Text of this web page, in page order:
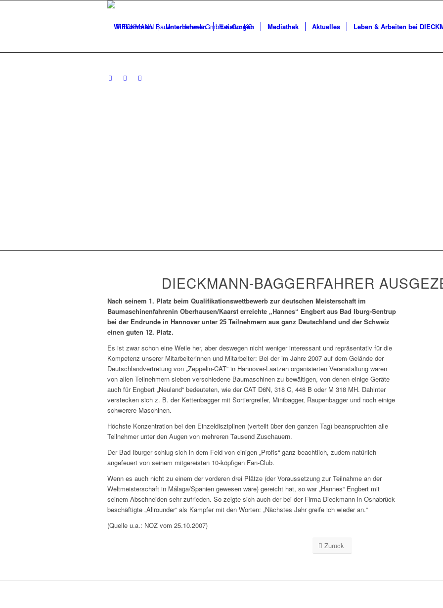
Willkommen Unternehmen Leistungen Mediathek Aktuelles Leben & Arbeiten bei
DIECKMANN-BAGGERFAHRER
Nach seinem 1. Platz beim Qualifikationswettbewerb zur deutschen Meisterschaft im
Baumaschinenfahrenin Oberhausen/Kaarst erreichte „Hannes“ Engbert aus Bad Iburg-Sentrup
bei der Endrunde in Hannover unter 25 Teilnehmern aus ganz Deutschland und der Schweiz
einen guten 12. Platz.
Es ist zwar schon eine Weile her, aber deswegen nicht weniger interessant und repräsentativ für die
Kompetenz unserer Mitarbeiterinnen und Mitarbeiter: Bei der im Jahre 2007 auf dem Gelände der
Deutschlandvertretung von „Zeppelin-CAT“ in Hannover-Laatzen organisierten Veranstaltung waren
von allen Teilnehmern sieben verschiedene Baumaschinen zu bewältigen, von denen einige Geräte
auch für Engbert „Neuland“ bedeuteten, wie der CAT D6N, 318 C, 448 B oder M 318 MH. Dahinter
verstecken sich z. B. der Kettenbagger mit Sortiergreifer, Minibagger, Raupenbagger und noch einige
schwerere Maschinen.
Höchste Konzentration bei den Einzeldisziplinen (verteilt über den ganzen Tag) beanspruchten alle
Teilnehmer unter den Augen von mehreren Tausend Zuschauern.
Der Bad Iburger schlug sich in dem Feld von einigen „Profis“ ganz beachtlich, zudem natürlich
angefeuert von seinem mitgereisten 10-köpfigen Fan-Club.
Wenn es auch nicht zu einem der vorderen drei Plätze (der Voraussetzung zur Teilnahme an der
Weltmeisterschaft in Málaga/Spanien gewesen wäre) gereicht hat, so war „Hannes“ Engbert mit
seinem Abschneiden sehr zufrieden. So zeigte sich auch der bei der Firma Dieckmann in Osnabrück
beschäftigte „Allrounder“ als Kämpfer mit den Worten: „Nächstes Jahr greife ich wieder an.“
(Quelle u.a.: NOZ vom 25.10.2007)
Zurück